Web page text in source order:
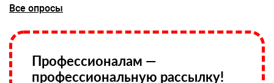
Все опросы
Профессионалам —
профессиональную рассылку!